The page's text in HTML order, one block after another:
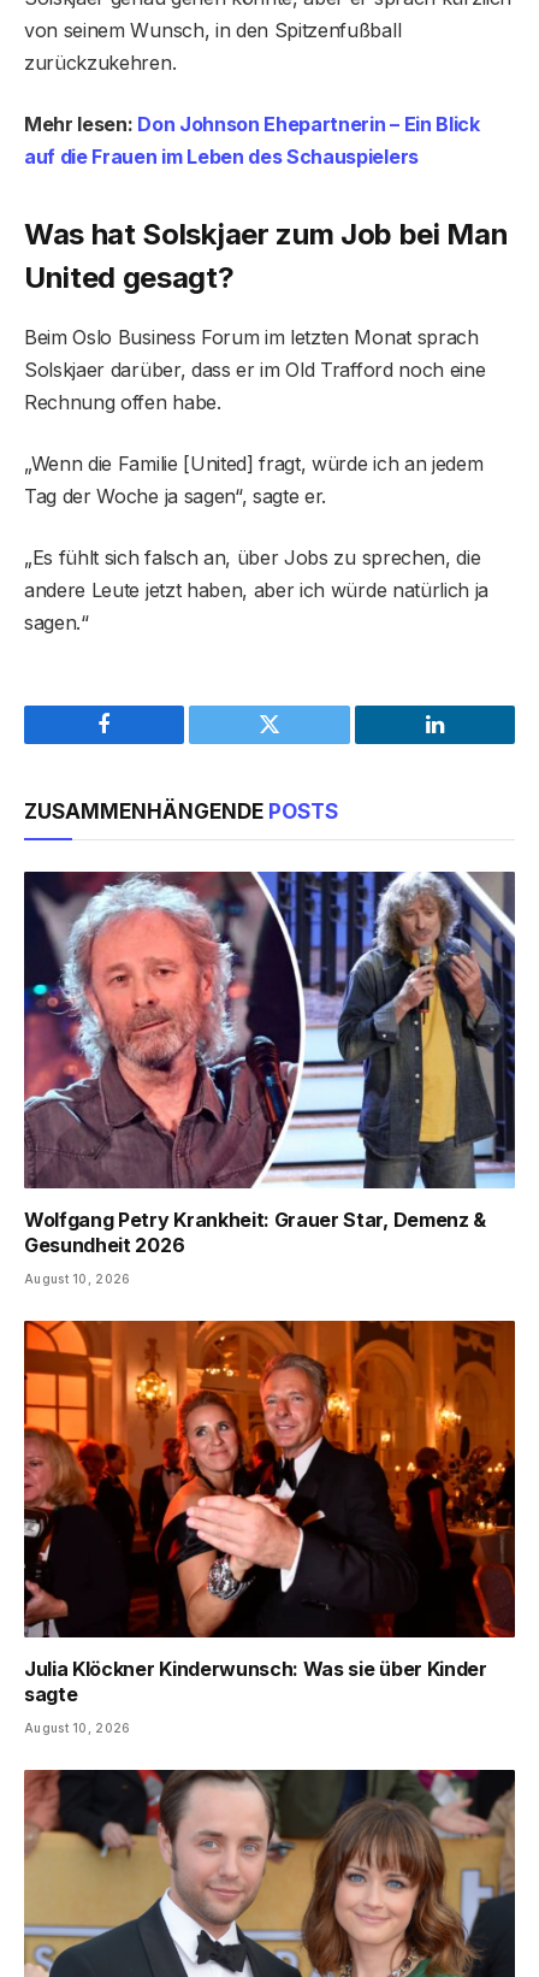
von seinem Wunsch, in den Spitzenfußball
zurückzukehren.
Mehr lesen: Don Johnson Ehepartnerin – Ein Blick
auf die Frauen im Leben des Schauspielers
Was hat Solskjaer zum Job bei Man
United gesagt?
Beim Oslo Business Forum im letzten Monat sprach
Solskjaer darüber, dass er im Old Trafford noch eine
Rechnung offen habe.
„Wenn die Familie [United] fragt, würde ich an jedem
Tag der Woche ja sagen“, sagte er.
„Es fühlt sich falsch an, über Jobs zu sprechen, die
andere Leute jetzt haben, aber ich würde natürlich ja
sagen.“
Facebook Twitter LinkedIn
ZUSAMMENHÄNGENDE POSTS
Wolfgang Petry Krankheit: Grauer Star, Demenz &
Gesundheit 2026
August 10, 2026
Julia Klöckner Kinderwunsch: Was sie über Kinder
sagte
August 10, 2026